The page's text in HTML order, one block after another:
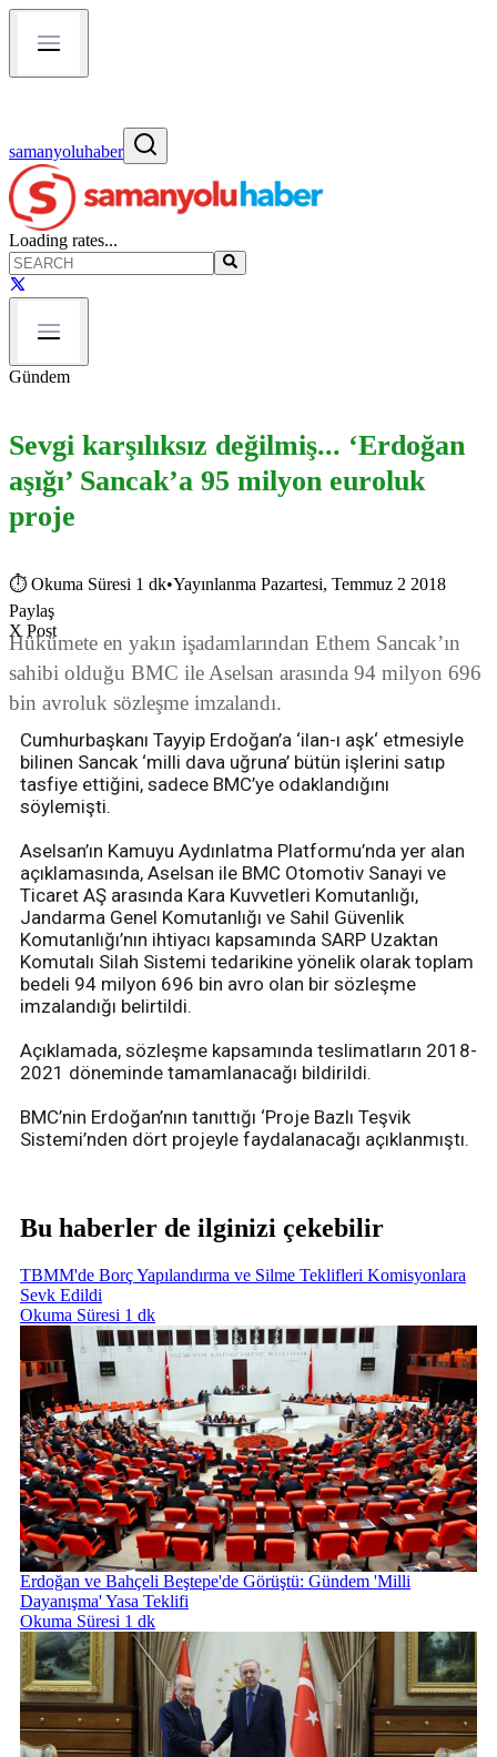
samanyoluhaber
Loading rates...
Gündem
Sevgi karşılıksız değilmiş... ‘Erdoğan
aşığı’ Sancak’a 95 milyon euroluk
proje
⏱ Okuma Süresi 1 dk•Yayınlanma Pazartesi, Temmuz 2 2018
Paylaş
X Post
Hükümete en yakın işadamlarından Ethem Sancak’ın
sahibi olduğu BMC ile Aselsan arasında 94 milyon 696
bin avroluk sözleşme imzalandı.
Cumhurbaşkanı Tayyip Erdoğan’a ‘ilan-ı aşk‘ etmesiyle
bilinen Sancak ‘milli dava uğruna’ bütün işlerini satıp
tasfiye ettiğini, sadece BMC’ye odaklandığını
söylemişti.
Aselsan’ın Kamuyu Aydınlatma Platformu’nda yer alan
açıklamasında, Aselsan ile BMC Otomotiv Sanayi ve
Ticaret AŞ arasında Kara Kuvvetleri Komutanlığı,
Jandarma Genel Komutanlığı ve Sahil Güvenlik
Komutanlığı’nın ihtiyacı kapsamında SARP Uzaktan
Komutalı Silah Sistemi tedarikine yönelik olarak toplam
bedeli 94 milyon 696 bin avro olan bir sözleşme
imzalandığı belirtildi.
Açıklamada, sözleşme kapsamında teslimatların 2018-
2021 döneminde tamamlanacağı bildirildi.
BMC’nin Erdoğan’nın tanıttığı ‘Proje Bazlı Teşvik
Sistemi’nden dört projeyle faydalanacağı açıklanmıştı.
Bu haberler de ilginizi çekebilir
TBMM'de Borç Yapılandırma ve Silme Teklifleri Komisyonlara
Sevk Edildi
Okuma Süresi 1 dk
Erdoğan ve Bahçeli Beştepe'de Görüştü: Gündem 'Milli
Dayanışma' Yasa Teklifi
Okuma Süresi 1 dk